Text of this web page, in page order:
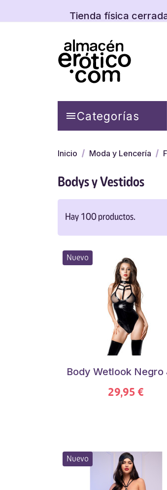
Descubre
Categorías
Inicio Moda y Lencería
Bodys y Vestidos
Hay 100 productos.
Nuevo
Body Wetlook Negro
29,95 €
Nuevo